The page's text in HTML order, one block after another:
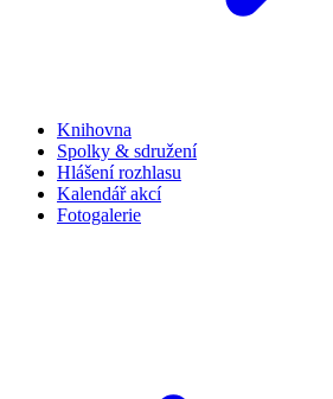
Knihovna
Spolky & sdružení
Hlášení rozhlasu
Kalendář akcí
Fotogalerie